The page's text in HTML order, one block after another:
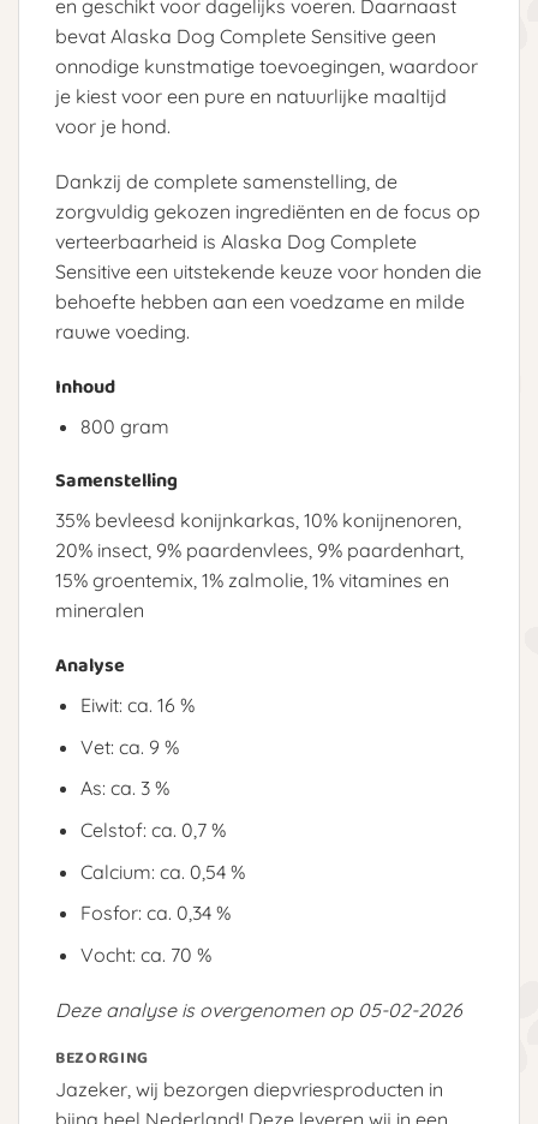
en geschikt voor dagelijks voeren. Daarnaast
bevat Alaska Dog Complete Sensitive geen
onnodige kunstmatige toevoegingen, waardoor
je kiest voor een pure en natuurlijke maaltijd
voor je hond.
Dankzij de complete samenstelling, de
zorgvuldig gekozen ingrediënten en de focus op
verteerbaarheid is Alaska Dog Complete
Sensitive een uitstekende keuze voor honden die
behoefte hebben aan een voedzame en milde
rauwe voeding.
Inhoud
800 gram
Samenstelling
35% bevleesd konijnkarkas, 10% konijnenoren,
20% insect, 9% paardenvlees, 9% paardenhart,
15% groentemix, 1% zalmolie, 1% vitamines en
mineralen
Analyse
Eiwit: ca. 16 %
Vet: ca. 9 %
As: ca. 3 %
Celstof: ca. 0,7 %
Calcium: ca. 0,54 %
Fosfor: ca. 0,34 %
Vocht: ca. 70 %
Deze analyse is overgenomen op 05-02-2026
BEZORGING
Jazeker, wij bezorgen diepvriesproducten in